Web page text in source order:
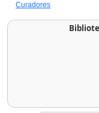
Curadores